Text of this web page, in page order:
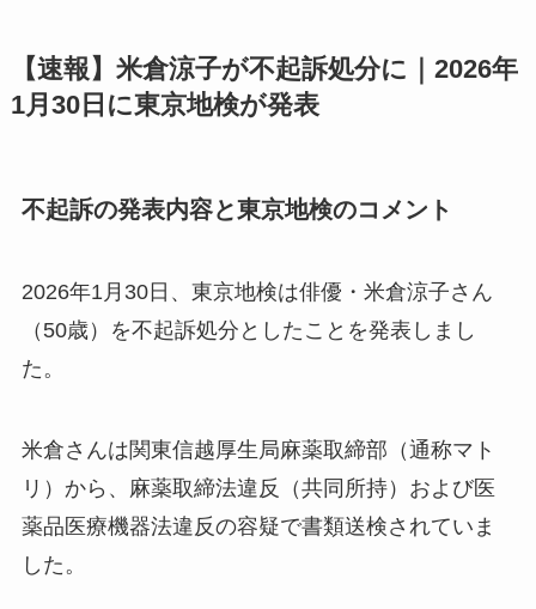
【速報】米倉涼子が不起訴処分に｜2026年
1月30日に東京地検が発表
不起訴の発表内容と東京地検のコメント
2026年1月30日、東京地検は俳優・米倉涼子さん
（50歳）を不起訴処分としたことを発表しまし
た。
米倉さんは関東信越厚生局麻薬取締部（通称マト
リ）から、麻薬取締法違反（共同所持）および医
薬品医療機器法違反の容疑で書類送検されていま
した。